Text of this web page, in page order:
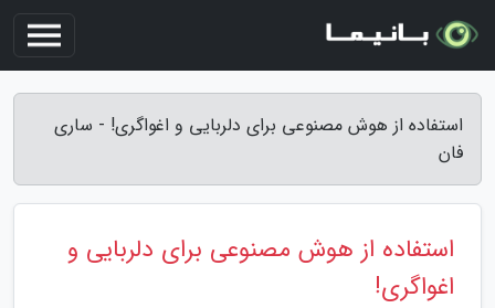
استفاده از هوش مصنوعی برای دلربایی و اغواگری! - ساری
فان
استفاده از هوش مصنوعی برای دلربایی و
اغواگری!